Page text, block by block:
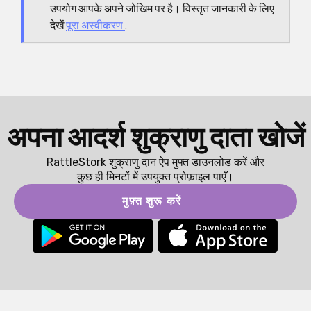
उपयोग आपके अपने जोखिम पर है। विस्तृत जानकारी के लिए
देखेंपूरा अस्वीकरण.
अपना आदर्श शुक्राणु दाता खोजें
RattleStork शुक्राणु दान ऐप मुफ्त डाउनलोड करें और
कुछ ही मिनटों में उपयुक्त प्रोफ़ाइल पाएँ।
मुफ़्त शुरू करें